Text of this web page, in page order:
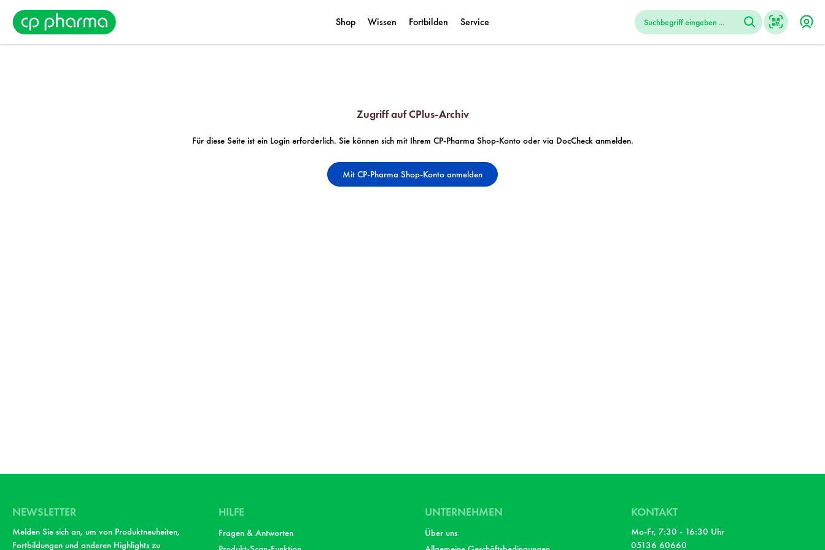
Shop Wissen Fortbilden Service
Zugriff auf CPlus-Archiv
Für diese Seite ist ein Login erforderlich. Sie können sich mit Ihrem CP-Pharma Shop-Konto oder via DocCheck anmelden.
Mit CP-Pharma Shop-Konto anmelden
NEWSLETTER
Melden Sie sich an, um von Produktneuheiten,
Fortbildungen und anderen Highlights zu
HILFE
Fragen & Antworten
UNTERNEHMEN
Über uns
KONTAKT
Mo-Fr, 7:30 - 16:30 Uhr
05136 60660